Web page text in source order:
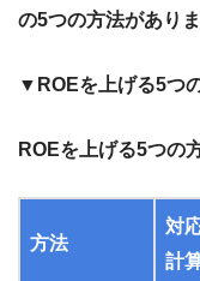
の5つの方法がありま
▼ROEを上げる5つ
ROEを上げる5つの
方法
対
計